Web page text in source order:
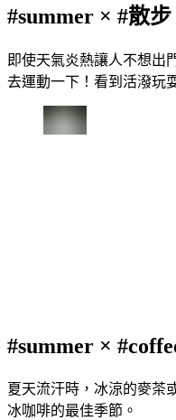
#summer × #散步
即使天氣炎熱讓人不想出
去運動一下！看到活潑玩
#summer ×
夏天流汗時，冰涼的麥茶
冰咖啡的最佳季節。